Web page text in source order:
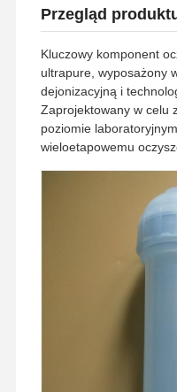
Przegląd
Kluczowy komponent
ultrapure, wyposażony
dejonizacyjną i
Zaprojektowany w celu
poziomie
wieloetapowemu